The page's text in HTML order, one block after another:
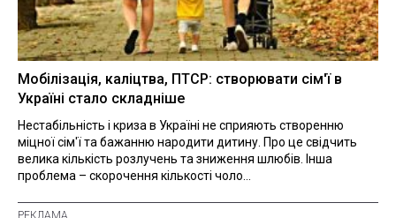
Мобілізація, каліцтва, ПТСР: створювати сім'ї в
Україні стало складніше
Нестабільність і криза в Україні не сприяють створенню
міцної сім'ї та бажанню народити дитину. Про це свідчить
велика кількість розлучень та зниження шлюбів. Інша
проблема – скорочення кількості чоло...